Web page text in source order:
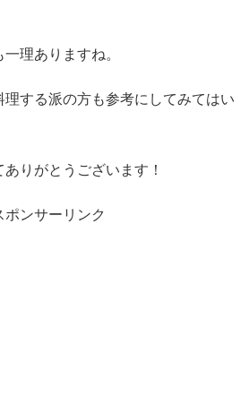
理ありますね。
理する派の方も参考にしてみてはい
りがとうございます！
ポンサーリンク